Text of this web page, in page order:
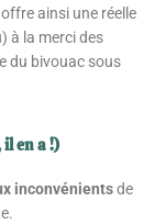
ainsi une réelle
à la merci des
du bivouac sous
il en a !)
inconvénientsde